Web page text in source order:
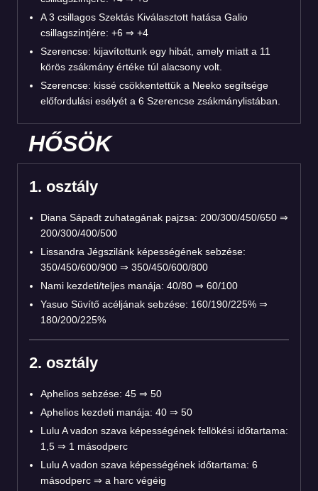
A 3 csillagos Szektás Kiválasztott hatása Galio
csillagszintjére: +6 ⇒ +4
Szerencse: kijavítottunk egy hibát, amely miatt a 11
körös zsákmány értéke túl alacsony volt.
Szerencse: kissé csökkentettük a Neeko segítsége
előfordulási esélyét a 6 Szerencse zsákmánylistában.
HŐSÖK
1. osztály
Diana Sápadt zuhatagának pajzsa: 200/300/450/650 ⇒
200/300/400/500
Lissandra Jégszilánk képességének sebzése:
350/450/600/900 ⇒ 350/450/600/800
Nami kezdeti/teljes manája: 40/80 ⇒ 60/100
Yasuo Süvítő acéljának sebzése: 160/190/225% ⇒
180/200/225%
2. osztály
Aphelios sebzése: 45 ⇒ 50
Aphelios kezdeti manája: 40 ⇒ 50
Lulu A vadon szava képességének fellökési időtartama:
1,5 ⇒ 1 másodperc
Lulu A vadon szava képességének időtartama: 6
másodperc ⇒ a harc végéig